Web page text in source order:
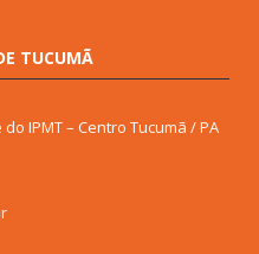
TUCUMÃ
IPMT – Centro Tucumã / PA